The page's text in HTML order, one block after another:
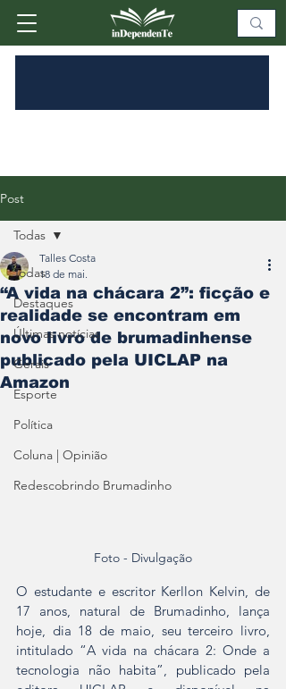
Post
Todas
Destaques
Últimas notícias
Gerais
Esporte
Política
Coluna | Opinião
Redescobrindo Brumadinho
Todas
“A vida na chácara 2”: ficção e
realidade se encontram em
novo livro de brumadinhense
publicado pela UICLAP na
Amazon
Talles Costa
18 de mai.
Foto - Divulgação
O estudante e escritor Kerllon Kelvin, de
17 anos, natural de Brumadinho, lança
hoje, dia 18 de maio, seu terceiro livro,
intitulado “A vida na chácara 2: Onde a
tecnologia não habita”, publicado pela